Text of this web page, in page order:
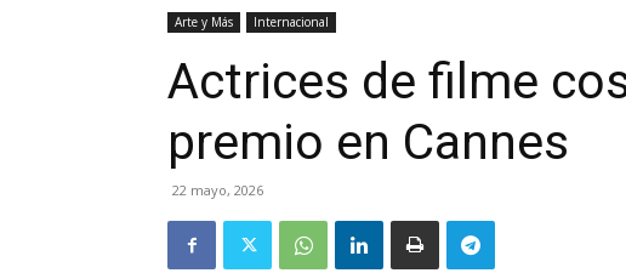
Arte y Más Internacional
Actrices de filme
premio en Cannes
22 mayo, 2026